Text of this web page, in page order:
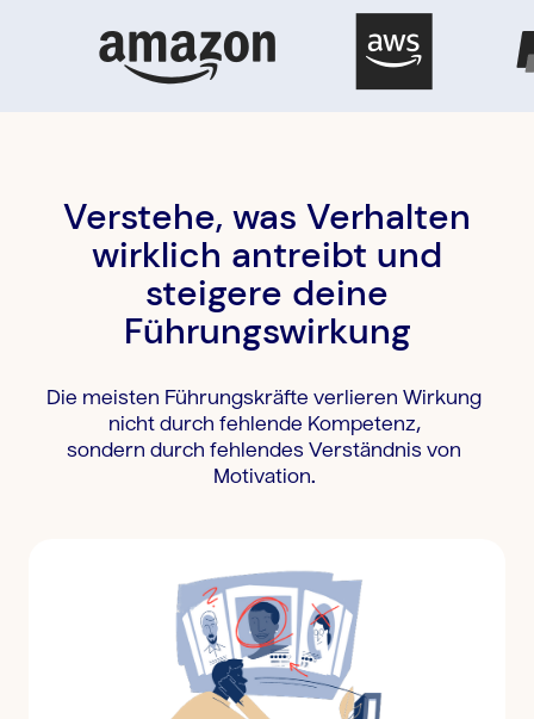
Verstehe, was Verhalten
wirklich antreibt und
steigere deine
Führungswirkung
Die meisten Führungskräfte verlieren Wirkung
nicht durch fehlende Kompetenz,
sondern durch fehlendes Verständnis von
Motivation.